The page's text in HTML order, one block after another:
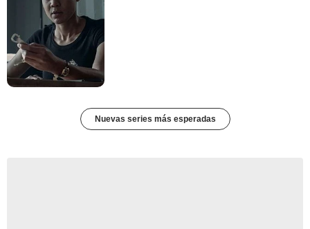
Nuevas series más esperadas